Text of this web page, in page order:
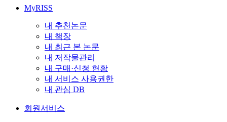
MyRISS
내 추천논문
내 책장
내 최근 본 논문
내 저작물관리
내 구매·신청 현황
내 서비스 사용권한
내 관심 DB
회원서비스